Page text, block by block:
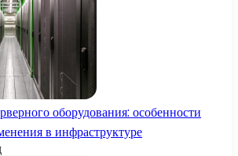
оборудования: особенности
в инфраструктуре